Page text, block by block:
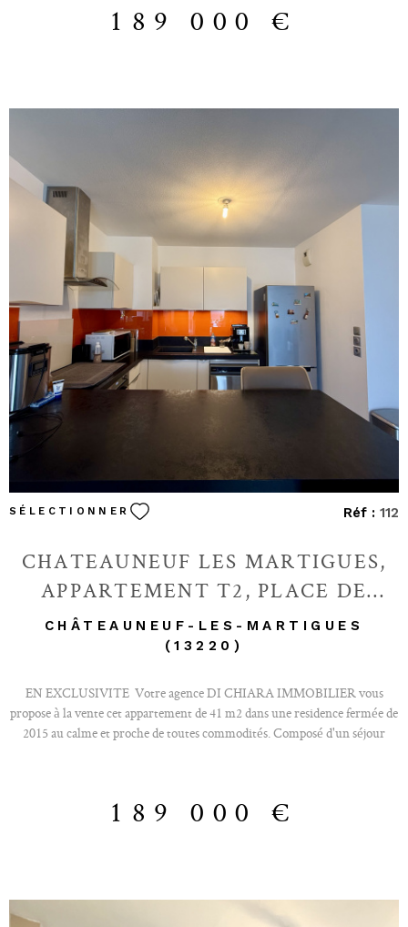
privatif. Douvle vitrage, climatisation reversible , rangements, volets
189 000 €
VOIR LE BIEN
SÉLECTIONNER Réf : 112
CHATEAUNEUF LES MARTIGUES,
APPARTEMENT T2, PLACE DE
PARKING PRIVATIVE
CHÂTEAUNEUF-LES-MARTIGUES
(13220)
EN EXCLUSIVITE Votre agence DI CHIARA IMMOBILIER vous
propose à la vente cet appartement de 41 m2 dans une residence fermée de
2015 au calme et proche de toutes commodités. Composé d'un séjour
compose egalement d'une place de parking privative. Double vitrage,
189 000 €